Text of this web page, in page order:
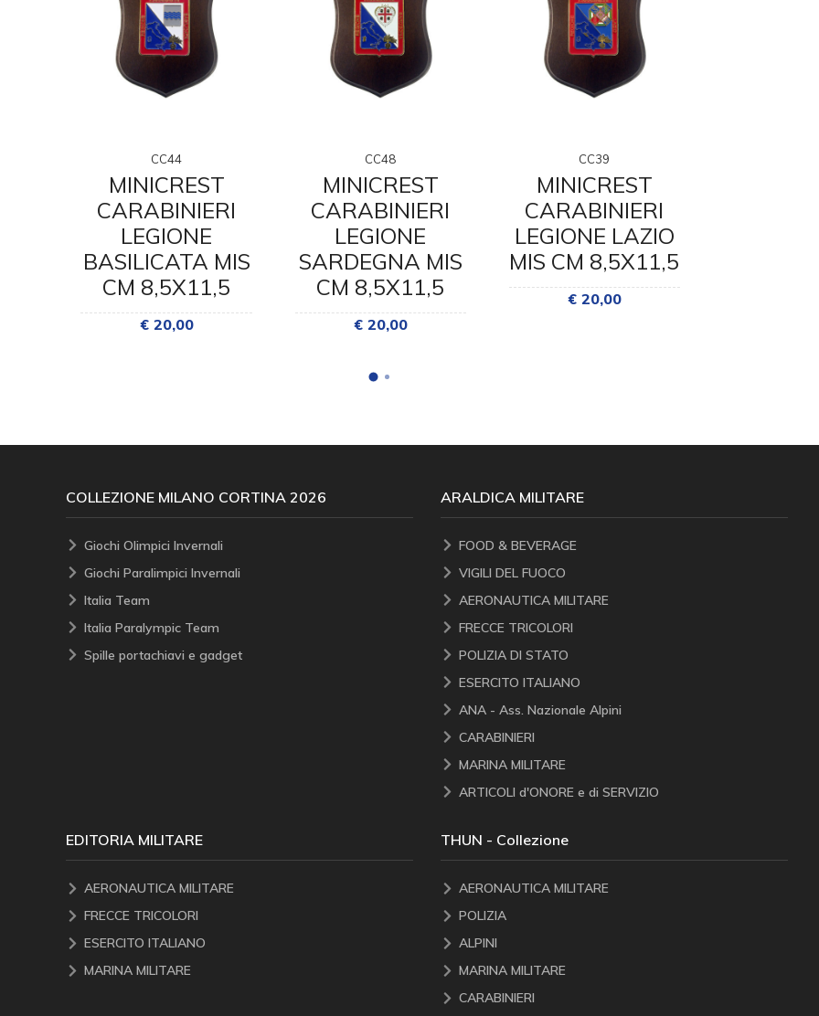
CC44
MINICREST
CARABINIERI
LEGIONE
BASILICATA MIS
CM 8,5X11,5
€ 20,00
CC48
MINICREST
CARABINIERI
LEGIONE
SARDEGNA MIS
CM 8,5X11,5
€ 20,00
CC39
MINICREST
CARABINIERI
LEGIONE LAZIO
MIS CM 8,5X11,5
€ 20,00
COLLEZIONE MILANO CORTINA 2026
Giochi Olimpici Invernali
Giochi Paralimpici Invernali
Italia Team
Italia Paralympic Team
Spille portachiavi e gadget
ARALDICA MILITARE
FOOD & BEVERAGE
VIGILI DEL FUOCO
AERONAUTICA MILITARE
FRECCE TRICOLORI
POLIZIA DI STATO
ESERCITO ITALIANO
ANA - Ass. Nazionale Alpini
CARABINIERI
MARINA MILITARE
ARTICOLI d'ONORE e di SERVIZIO
EDITORIA MILITARE
AERONAUTICA MILITARE
FRECCE TRICOLORI
ESERCITO ITALIANO
MARINA MILITARE
THUN - Collezione
AERONAUTICA MILITARE
POLIZIA
ALPINI
MARINA MILITARE
CARABINIERI